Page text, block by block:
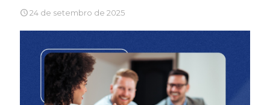
24 de setembro de 2025